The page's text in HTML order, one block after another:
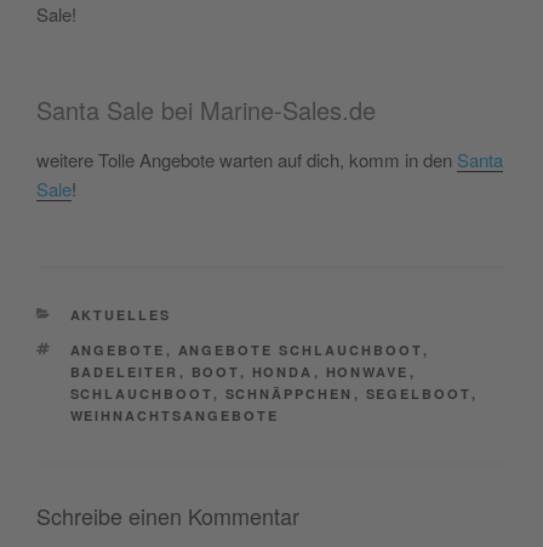
Sale!
Santa Sale bei Marine-Sales.de
weitere Tolle Angebote warten auf dich, komm in den Santa
Sale!
CATEGORIES
AKTUELLES
TAGS
ANGEBOTE , ANGEBOTE SCHLAUCHBOOT ,
BADELEITER , BOOT , HONDA , HONWAVE ,
SCHLAUCHBOOT , SCHNÄPPCHEN , SEGELBOOT ,
WEIHNACHTSANGEBOTE
Schreibe einen Kommentar